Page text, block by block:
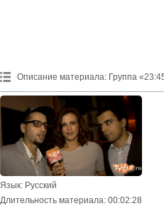
Описание материала: Группа
Язык: Русский
Длительность материала: 00:02:28